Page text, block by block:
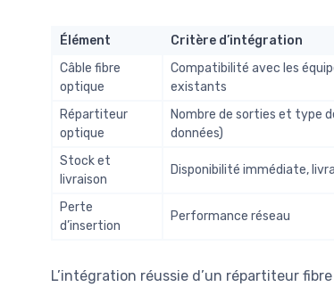
Élément Critère d’intégration
Câble fibre
optique
Compatibilité avec les
existants
Répartiteur
optique
Nombre de sorties et type
données)
Stock et
livraison
Disponibilité immédiate,
Perte
d’insertion
Performance réseau
L’intégration réussie d’un répartiteur